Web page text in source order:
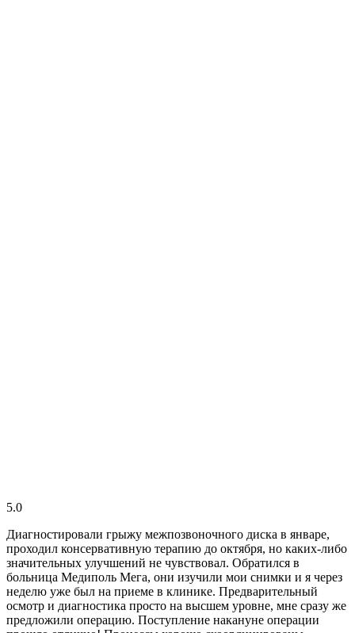
5.0
Диагностировали грыжу межпозвоночного диска в январе,
проходил консервативную терапию до октября, но каких-либо
значительных улучшений не чувствовал. Обратился в
больница Медиполь Мега, они изучили мои снимки и я через
неделю уже был на приеме в клинике. Предварительный
осмотр и диагностика просто на высшем уровне, мне сразу же
предложили операцию. Поступление накануне операции